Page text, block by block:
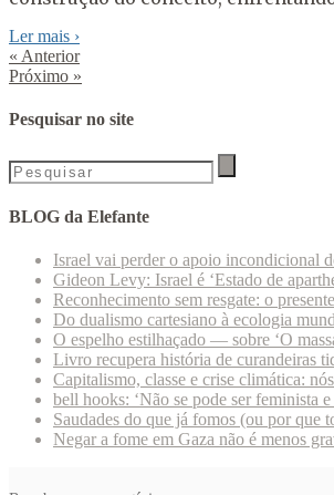
Ler mais ›
« Anterior
Próximo »
Pesquisar no site
BLOG da Elefante
Israel vai perder o apoio incondicional
Gideon Levy: Israel é ‘Estado de
Reconhecimento sem resgate: o
Do dualismo cartesiano à ecologia
O espelho estilhaçado — sobre ‘O
Livro recupera história de curandeiras
Capitalismo, classe e crise climática:
bell hooks: ‘Não se pode ser feminista
Saudades do que já fomos (ou por que
Negar a fome em Gaza não é menos